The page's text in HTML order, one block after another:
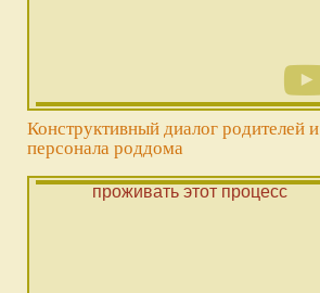
Конструктивный диалог родителей и
персонала роддома